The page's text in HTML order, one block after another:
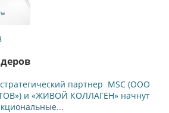
партнер MSC (ООО
и «ЖИВОЙ КОЛЛАГЕН» начнут